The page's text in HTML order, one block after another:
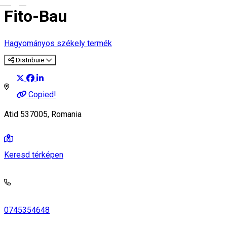
Fito-Bau
Hagyományos székely termék
Distribuie
Copied!
Atid 537005, Romania
Keresd térképen
0745354648